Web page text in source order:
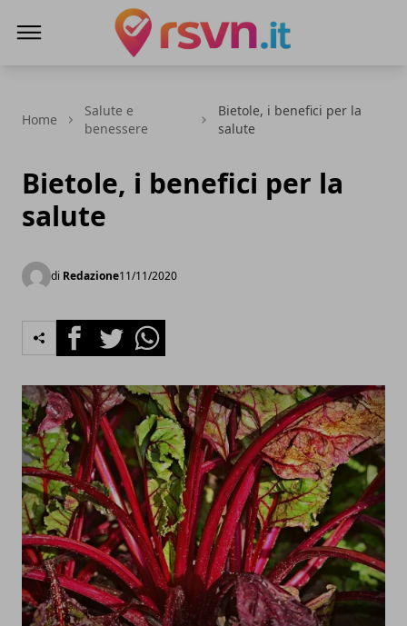
Home
Salute e
benessere
Bietole, i benefici per la
salute
Bietole, i benefici per la
salute
di Redazione11/11/2020
FacebookTwitterWhatsapp